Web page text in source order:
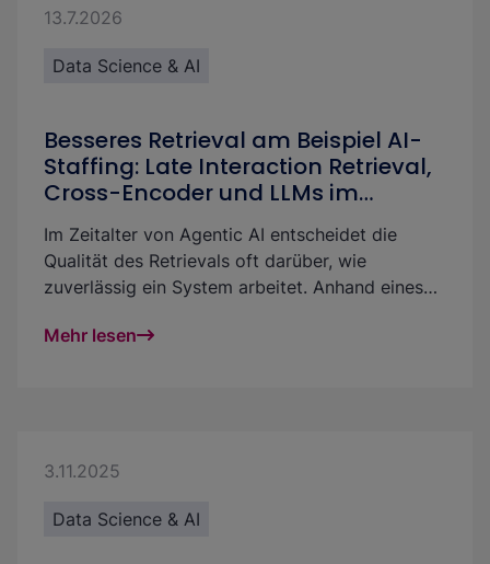
13.7.2026
Data Science & AI
Besseres Retrieval am Beispiel AI-
Staffing: Late Interaction Retrieval,
Cross-Encoder und LLMs im
Im Zeitalter von Agentic AI entscheidet die
Qualität des Retrievals oft darüber, wie
zuverlässig ein System arbeitet. Anhand eines
Retrieval mit Late Interaction Retrieval, Cross-
Mehr lesen
3.11.2025
Data Science & AI